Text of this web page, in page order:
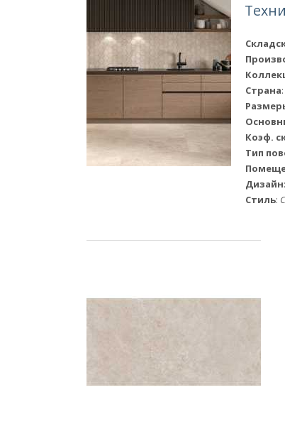
Страна
Коэф.
Тип
Дизайн
Стиль: